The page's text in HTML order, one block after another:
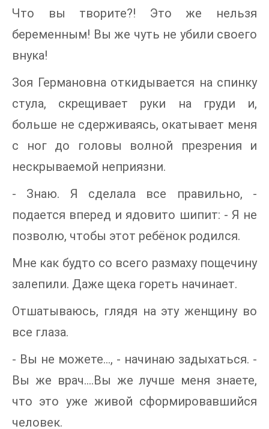
Что вы творите?! Это же нельзя
беременным! Вы же чуть не убили своего
внука!
Зоя Германовна откидывается на спинку
стула, скрещивает руки на груди и,
больше не сдерживаясь, окатывает меня
с ног до головы волной презрения и
нескрываемой неприязни.
- Знаю. Я сделала все правильно, -
подается вперед и ядовито шипит: - Я не
позволю, чтобы этот ребёнок родился.
Мне как будто со всего размаху пощечину
залепили. Даже щека гореть начинает.
Отшатываюсь, глядя на эту женщину во
все глаза.
- Вы не можете…, - начинаю задыхаться. -
Вы же врач.…Вы же лучше меня знаете,
что это уже живой сформировавшийся
человек.